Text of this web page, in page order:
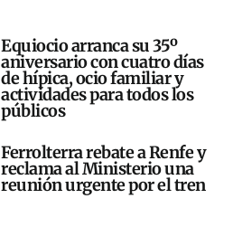
Equiocio arranca su 35º
aniversario con cuatro días
de hípica, ocio familiar y
actividades para todos los
públicos
Ferrolterra rebate a Renfe y
reclama al Ministerio una
reunión urgente por el tren